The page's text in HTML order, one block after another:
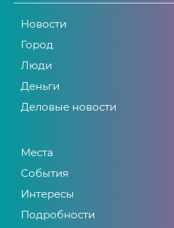
Новости
Город
Люди
Деньги
Деловые новости
Места
События
Интересы
Подробности